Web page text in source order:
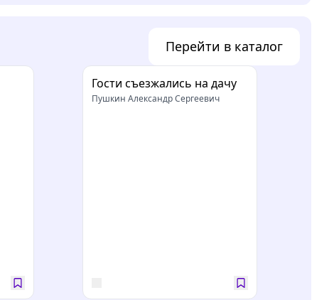
Перейти в каталог
Гости съезжались на дачу
Пушкин Александр Сергеевич